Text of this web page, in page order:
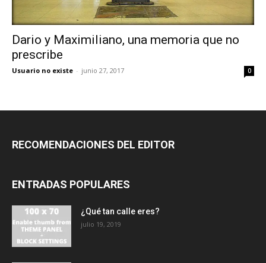
Dario y Maximiliano, una memoria que no
prescribe
Usuario no existe - junio 27, 2017 0
RECOMENDACIONES DEL EDITOR
ENTRADAS POPULARES
¿Qué tan calle eres?
julio 19, 2019